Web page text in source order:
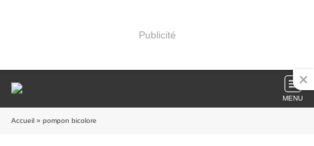
Publicité
MENU
Accueil » pompon bicolore